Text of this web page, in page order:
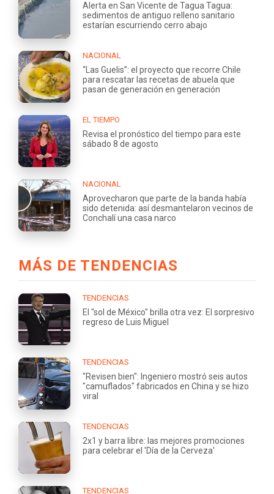
Alerta en San Vicente de Tagua Tagua:
sedimentos de antiguo relleno sanitario
estarían escurriendo cerro abajo
NACIONAL
“Las Guelis”: el proyecto que recorre Chile
para rescatar las recetas de abuela que
pasan de generación en generación
EL TIEMPO
Revisa el pronóstico del tiempo para este
sábado 8 de agosto
NACIONAL
Aprovecharon que parte de la banda había
sido detenida: así desmantelaron vecinos de
Conchalí una casa narco
MÁS DE TENDENCIAS
TENDENCIAS
El "sol de México" brilla otra vez: El sorpresivo
regreso de Luis Miguel
TENDENCIAS
"Revisen bien": Ingeniero mostró seis autos
"camuflados" fabricados en China y se hizo
viral
TENDENCIAS
2x1 y barra libre: las mejores promociones
para celebrar el 'Día de la Cerveza'
TENDENCIAS